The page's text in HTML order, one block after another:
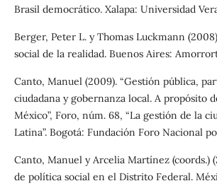
Brasil democrático. Xalapa: Universidad
Berger, Peter L. y Thomas Luckmann
social de la realidad. Buenos Aires:
Canto, Manuel (2009). “Gestión pública,
ciudadana y gobernanza local. A propósito
México”, Foro, núm. 68, “La gestión de la
Latina”. Bogotá: Fundación Foro Nacional
Canto, Manuel y Arcelia Martínez (coords.)
de política social en el Distrito Federal.